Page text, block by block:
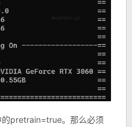
pretrain=true。那么必须